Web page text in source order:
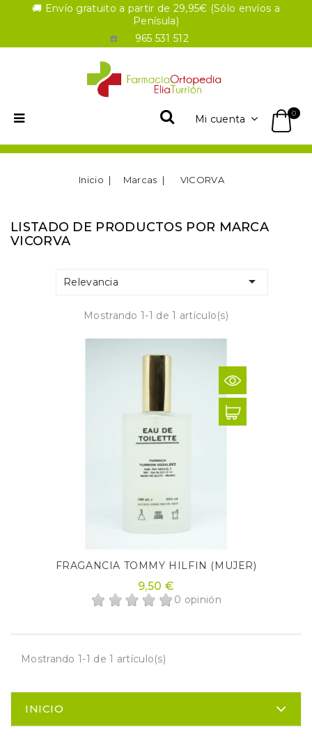
🚚 Envío gratuito a partir de 29,95€ (Sólo envíos a
Penísula)
☎️
965 531 512
Mi cuenta 0
Inicio Marcas VICORVA
LISTADO DE PRODUCTOS POR MARCA
VICORVA
Relevancia 
Mostrando 1-1 de 1 artículo(s)
FRAGANCIA TOMMY HILFIN (MUJER)
9,50 €
0 opinión
Mostrando 1-1 de 1 artículo(s)
INICIO